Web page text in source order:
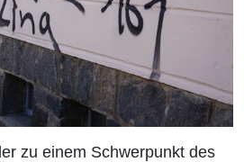
zu einem Schwerpunkt des